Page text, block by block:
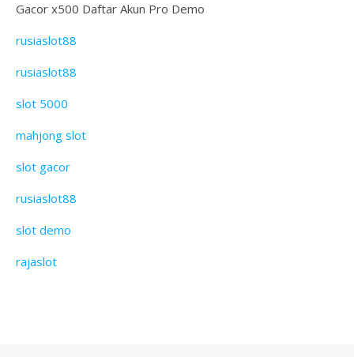
Gacor x500 Daftar Akun Pro Demo
rusiaslot88
rusiaslot88
slot 5000
mahjong slot
slot gacor
rusiaslot88
slot demo
rajaslot